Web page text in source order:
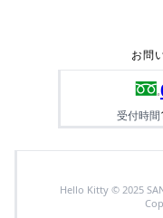
お問
受付時間
Hello Kitty © 2025